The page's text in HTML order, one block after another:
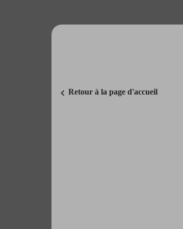
chevron_left Retour à la page d'accueil